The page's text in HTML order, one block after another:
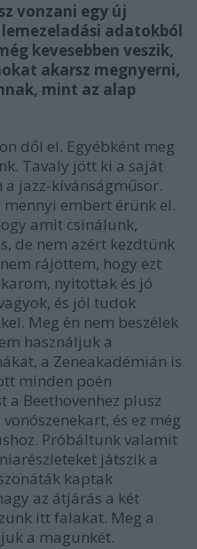
vonzani egy új
adatokból
kevesebben veszik,
akarsz megnyerni,
mint az alap
dől el. Egyébként meg
Tavaly jött ki a saját
jazz-kívánságműsor.
mennyi embert érünk el.
amit csinálunk,
de nem azért kezdtünk
rájöttem, hogy ezt
nyitottak és jó
és jól tudok
Meg én nem beszélek
használjuk a
a Zeneakadémián is
minden poén
a Beethovenhez plusz
és ez még
Próbáltunk valamit
játszik a
kaptak
az átjárás a két
itt falakat. Meg a
a magunkét.